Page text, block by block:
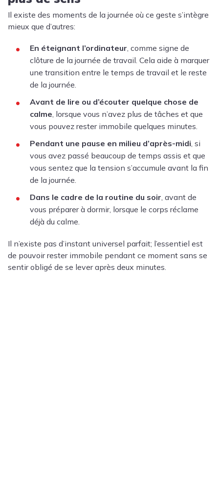
Il existe des moments de la journée où ce geste s’intègre
mieux que d’autres:
En éteignant l’ordinateur , comme signe de
clôture de la journée de travail. Cela aide à marquer
une transition entre le temps de travail et le reste
de la journée.
Avant de lire ou d’écouter quelque chose de
calme , lorsque vous n’avez plus de tâches et que
vous pouvez rester immobile quelques minutes.
Pendant une pause en milieu d’après-midi , si
vous avez passé beaucoup de temps assis et que
vous sentez que la tension s’accumule avant la fin
de la journée.
Dans le cadre de la routine du soir , avant de
vous préparer à dormir, lorsque le corps réclame
déjà du calme.
Il n’existe pas d’instant universel parfait; l’essentiel est
de pouvoir rester immobile pendant ce moment sans se
sentir obligé de se lever après deux minutes.